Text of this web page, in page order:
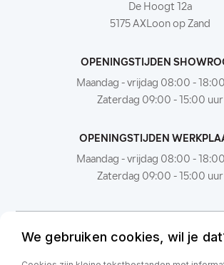
De Hoogt 12a
5175 AXLoon op Zand
OPENINGSTIJDEN
Maandag - vrijdag 08:00 -
Zaterdag 09:00 - 15:00 uur
OPENINGSTIJDEN
Maandag - vrijdag 08:00 -
Zaterdag 09:00 - 15:00 uur
We gebruiken cookies, wil je